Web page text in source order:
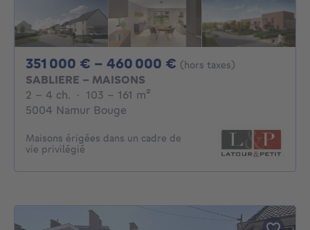
351 000 € - 460 000 € De 351000€ À
(hors taxes)
SABLIERE - MAISONS
2 - 4 Chambres
2 - 4 ch. · 103 - 161 m²
5004 Namur Bouge
Maisons érigées dans un cadre de
vie privilégié